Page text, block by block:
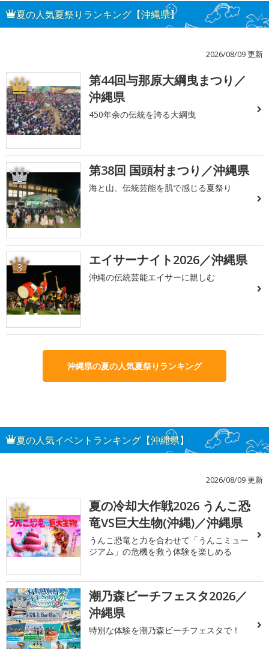
夏の人気夏祭りランキング【沖縄県】
2026/08/09 更新
1
第44回与那原大綱曳まつり／
沖縄県
450年余の伝統を誇る大綱曳
2 第38回 国頭村まつり／沖縄県
海と山、伝統芸能を肌で感じる夏祭り
3 エイサーナイト2026／沖縄県
沖縄の伝統芸能エイサーに親しむ
沖縄県の夏の人気夏祭りランキング
夏の人気イベントランキング【沖縄県】
2026/08/09 更新
1
夏の冷却大作戦2026 うんこ恐
竜VS巨大生物(沖縄)／沖縄県
うんこ恐竜と力を合わせて「うんこミュー
ジアム」の危機を救う体験を楽しめる
2
潮乃森ビーチフェスタ2026／
沖縄県
特別な体験を潮乃森ビーチフェスタで！